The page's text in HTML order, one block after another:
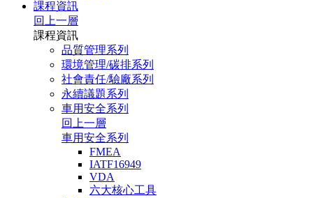
課程資訊
回上一層
課程資訊
品質管理系列
環境管理/碳排系列
社會責任/驗廠系列
永續議題系列
車用安全系列
回上一層
車用安全系列
FMEA
IATF16949
VDA
六大核心工具